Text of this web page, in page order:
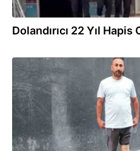
Dolandırıcı 22 Yıl Hapis
03.08.2026